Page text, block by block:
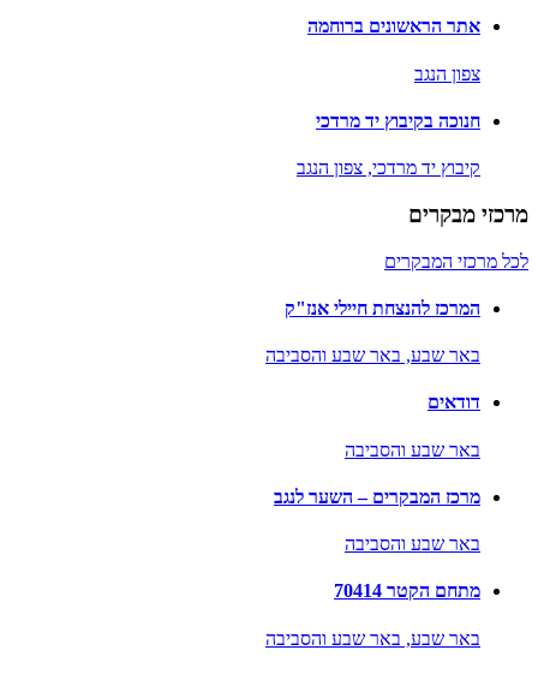
אתר הראשונים ברוחמה
צפון הנגב
חנוכה בקיבוץ יד מרדכי
קיבוץ יד מרדכי, צפון הנגב
מרכזי מבקרים
לכל מרכזי המבקרים
המרכז להנצחת חיילי אנז"ק
באר שבע, באר שבע והסביבה
דודאים
באר שבע והסביבה
מרכז המבקרים – השער לנגב
באר שבע והסביבה
מתחם הקטר 70414
באר שבע, באר שבע והסביבה